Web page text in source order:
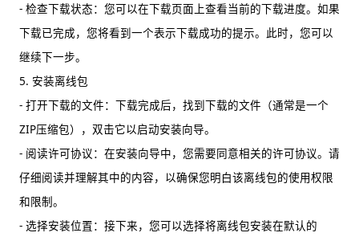
- 检查下载状态：您可以在下载页面上查看当前的下载进度。如果
下载已完成，您将看到一个表示下载成功的提示。此时，您可以
继续下一步。
5. 安装离线包
- 打开下载的文件：下载完成后，找到下载的文件（通常是一个
ZIP压缩包），双击它以启动安装向导。
- 阅读许可协议：在安装向导中，您需要同意相关的许可协议。请
仔细阅读并理解其中的内容，以确保您明白该离线包的使用权限
和限制。
- 选择安装位置：接下来，您可以选择将离线包安装在默认的